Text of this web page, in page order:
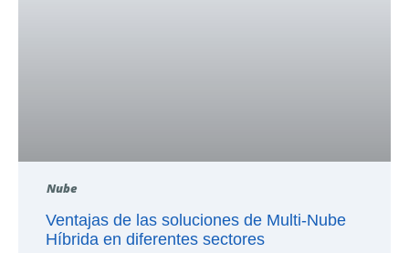
Nube
Ventajas de las soluciones de Multi-Nube
Híbrida en diferentes sectores